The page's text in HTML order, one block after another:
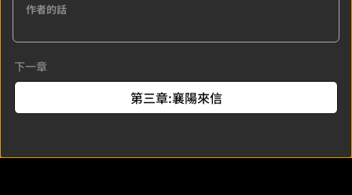
作者的話
下一章
第三章:襄陽來信